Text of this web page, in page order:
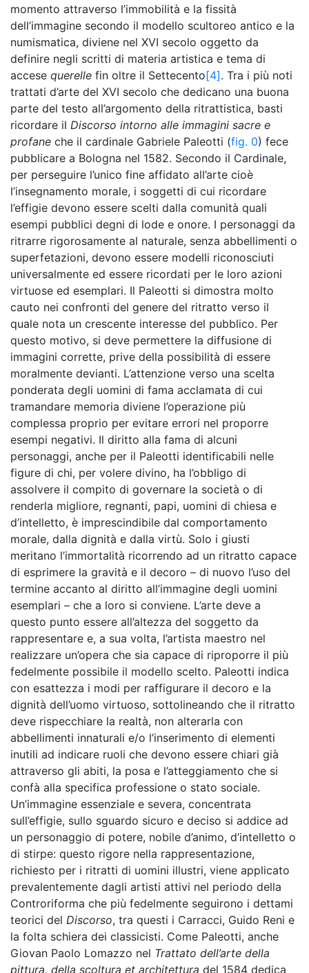
momento attraverso l’immobilità e la fissità
dell’immagine secondo il modello scultoreo antico e la
numismatica, diviene nel XVI secolo oggetto da
definire negli scritti di materia artistica e tema di
accese querelle fin oltre il Settecento[4]. Tra i più noti
trattati d’arte del XVI secolo che dedicano una buona
parte del testo all’argomento della ritrattistica, basti
ricordare il Discorso intorno alle immagini sacre e
profane che il cardinale Gabriele Paleotti (fig. 0) fece
pubblicare a Bologna nel 1582. Secondo il Cardinale,
per perseguire l’unico fine affidato all’arte cioè
l’insegnamento morale, i soggetti di cui ricordare
l’effigie devono essere scelti dalla comunità quali
esempi pubblici degni di lode e onore. I personaggi da
ritrarre rigorosamente al naturale, senza abbellimenti o
superfetazioni, devono essere modelli riconosciuti
universalmente ed essere ricordati per le loro azioni
virtuose ed esemplari. Il Paleotti si dimostra molto
cauto nei confronti del genere del ritratto verso il
quale nota un crescente interesse del pubblico. Per
questo motivo, si deve permettere la diffusione di
immagini corrette, prive della possibilità di essere
moralmente devianti. L’attenzione verso una scelta
ponderata degli uomini di fama acclamata di cui
tramandare memoria diviene l’operazione più
complessa proprio per evitare errori nel proporre
esempi negativi. Il diritto alla fama di alcuni
personaggi, anche per il Paleotti identificabili nelle
figure di chi, per volere divino, ha l’obbligo di
assolvere il compito di governare la società o di
renderla migliore, regnanti, papi, uomini di chiesa e
d’intelletto, è imprescindibile dal comportamento
morale, dalla dignità e dalla virtù. Solo i giusti
meritano l’immortalità ricorrendo ad un ritratto capace
di esprimere la gravità e il decoro – di nuovo l’uso del
termine accanto al diritto all’immagine degli uomini
esemplari – che a loro si conviene. L’arte deve a
questo punto essere all’altezza del soggetto da
rappresentare e, a sua volta, l’artista maestro nel
realizzare un’opera che sia capace di riproporre il più
fedelmente possibile il modello scelto. Paleotti indica
con esattezza i modi per raffigurare il decoro e la
dignità dell’uomo virtuoso, sottolineando che il ritratto
deve rispecchiare la realtà, non alterarla con
abbellimenti innaturali e/o l’inserimento di elementi
inutili ad indicare ruoli che devono essere chiari già
attraverso gli abiti, la posa e l’atteggiamento che si
confà alla specifica professione o stato sociale.
Un’immagine essenziale e severa, concentrata
sull’effigie, sullo sguardo sicuro e deciso si addice ad
un personaggio di potere, nobile d’animo, d’intelletto o
di stirpe: questo rigore nella rappresentazione,
richiesto per i ritratti di uomini illustri, viene applicato
prevalentemente dagli artisti attivi nel periodo della
Controriforma che più fedelmente seguirono i dettami
teorici del Discorso, tra questi i Carracci, Guido Reni e
la folta schiera dei classicisti. Come Paleotti, anche
Giovan Paolo Lomazzo nel Trattato dell’arte della
pittura, della scoltura et architettura del 1584 dedica